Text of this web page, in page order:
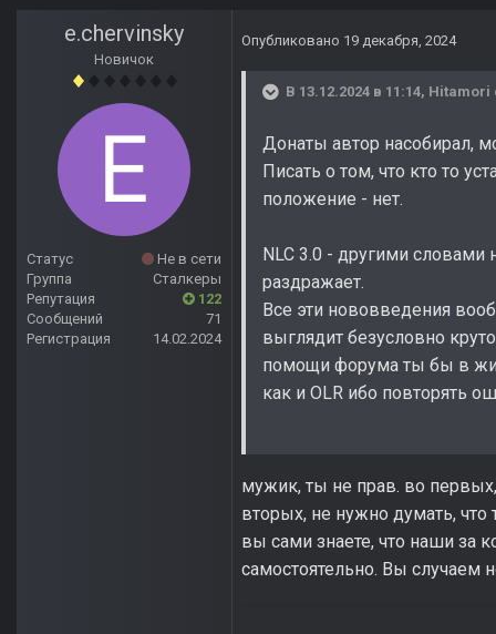
e.chervinsky
Новичок
Статус
Не в сети
Группа
Сталкеры
Репутация
122
Сообщений
71
Регистрация
14.02.2024
Опубликовано 19 декабря, 2024
В 13.12.2024 в 11:14, Hitamori
Донаты автор насобирал,
Писать о том, что кто то
положение - нет.
NLC 3.0 - другими
раздражает.
Все эти нововведения
выглядит безусловно
помощи форума ты бы в
как и OLR ибо повторять
мужик, ты не прав. во
вторых, не нужно думать, что
вы сами знаете, что наши за
самостоятельно. Вы случаем